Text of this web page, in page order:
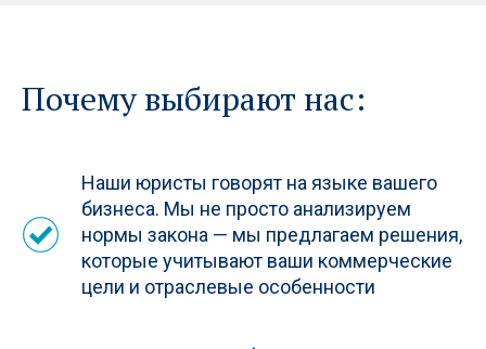
Почему выбирают нас:
Наши юристы говорят на языке вашего
бизнеса. Мы не просто анализируем
нормы закона — мы предлагаем решения,
которые учитывают ваши коммерческие
цели и отраслевые особенности